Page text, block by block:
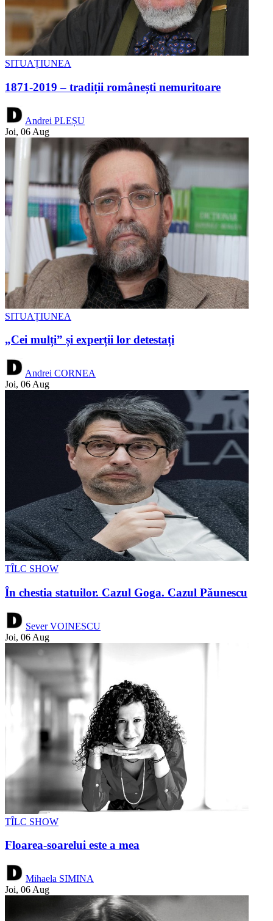
SITUAȚIUNEA
1871-2019 – tradiții românești nemuritoare
Andrei PLEȘU
Joi, 06 Aug
SITUAȚIUNEA
„Cei mulți” și experții lor detestați
Andrei CORNEA
Joi, 06 Aug
TÎLC SHOW
În chestia statuilor. Cazul Goga. Cazul Păunescu
Sever VOINESCU
Joi, 06 Aug
TÎLC SHOW
Floarea-soarelui este a mea
Mihaela SIMINA
Joi, 06 Aug